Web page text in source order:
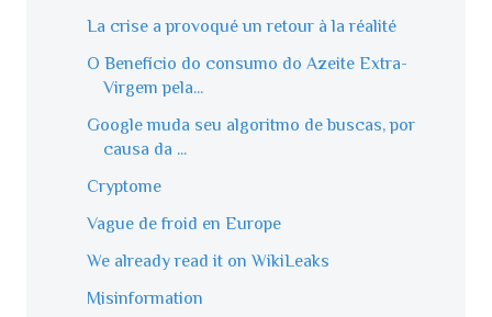
La crise a provoqué un retour à la réalité
O Benefício do consumo do Azeite Extra-
Virgem pela...
Google muda seu algoritmo de buscas, por
causa da ...
Cryptome
Vague de froid en Europe
We already read it on WikiLeaks
Misinformation